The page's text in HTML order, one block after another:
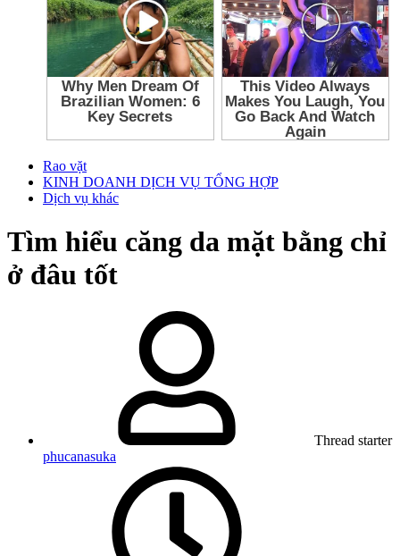
Rao vặt
KINH DOANH DỊCH VỤ TỔNG HỢP
Dịch vụ khác
Tìm hiểu căng da mặt bằng chỉ
ở đâu tốt
Thread starter
phucanasuka